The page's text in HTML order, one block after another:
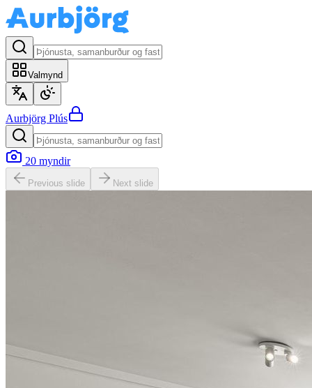
Valmynd
Aurbjörg Plús
20 myndir
Previous slide Next slide